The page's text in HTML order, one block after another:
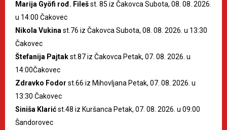
Marija Gyöfi rođ. Filešst. 85 iz Čakovca Subota, 08. 08. 2026.
u 14:00 Čakovec
Nikola Vukina st.76 iz Čakovca Subota, 08. 08. 2026. u 13:30
Čakovec
Štefanija Pajtakst.87 iz Čakovca Petak, 07. 08. 2026. u
14:00Čakovec
Zdravko Fodor st.66 iz Mihovljana Petak, 07. 08. 2026. u
13:30 Čakovec
Siniša Klarićst.48 iz Kuršanca Petak, 07. 08. 2026. u 09:00
Šandorovec